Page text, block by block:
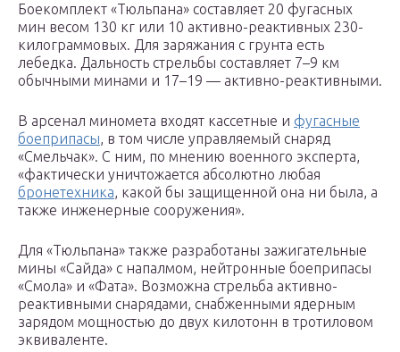
Боекомплект «Тюльпана» составляет 20 фугасных
мин весом 130 кг или 10 активно-реактивных 230-
килограммовых. Для заряжания с грунта есть
лебедка. Дальность стрельбы составляет 7–9 км
обычными минами и 17–19 — активно-реактивными.
В арсенал миномета входят кассетные и фугасные
боеприпасы, в том числе управляемый снаряд
«Смельчак». С ним, по мнению военного эксперта,
«фактически уничтожается абсолютно любая
бронетехника, какой бы защищенной она ни была, а
также инженерные сооружения».
Для «Тюльпана» также разработаны зажигательные
мины «Сайда» с напалмом, нейтронные боеприпасы
«Смола» и «Фата». Возможна стрельба активно-
реактивными снарядами, снабженными ядерным
зарядом мощностью до двух килотонн в тротиловом
эквиваленте.